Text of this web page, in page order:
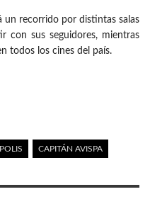
un recorrido por distintas salas
con sus seguidores, mientras
todos los cines del país.
CAPITÁN AVISPA